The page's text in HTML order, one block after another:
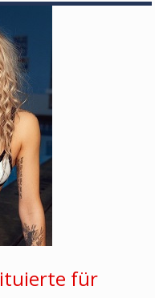
für